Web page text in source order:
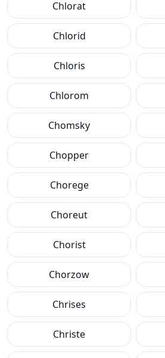
Chlorat
Chlorid
Chloris
Chlorom
Chomsky
Chopper
Chorege
Choreut
Chorist
Chorzow
Chrises
Christe